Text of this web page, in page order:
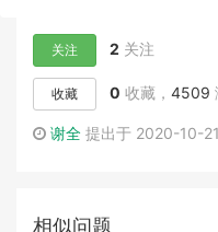
关注 2 关注
收藏 0 收藏， 4509
谢全 提出于 2020-10-
相似问题